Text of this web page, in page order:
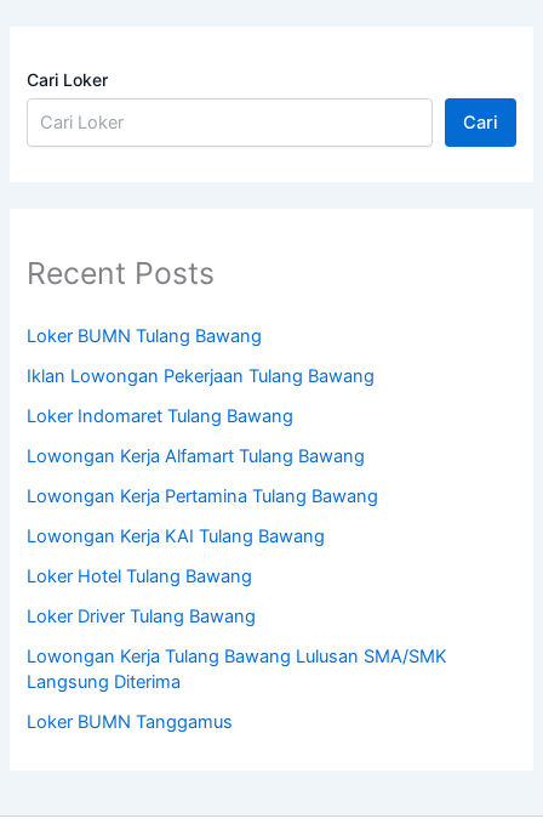
Cari Loker
Cari
Recent Posts
Loker BUMN Tulang Bawang
Iklan Lowongan Pekerjaan Tulang Bawang
Loker Indomaret Tulang Bawang
Lowongan Kerja Alfamart Tulang Bawang
Lowongan Kerja Pertamina Tulang Bawang
Lowongan Kerja KAI Tulang Bawang
Loker Hotel Tulang Bawang
Loker Driver Tulang Bawang
Lowongan Kerja Tulang Bawang Lulusan SMA/SMK
Langsung Diterima
Loker BUMN Tanggamus